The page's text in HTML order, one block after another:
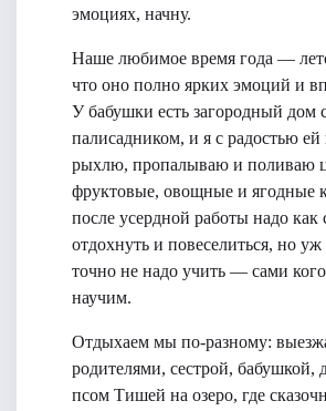
эмоциях, начну.
Наше любимое время года —
что оно полно ярких эмоций и
У бабушки есть загородный дом
палисадником, и я с радостью
рыхлю, пропалываю и поливаю
фруктовые, овощные и ягодные
после усердной работы надо как
отдохнуть и повеселиться, но уж
точно не надо учить — сами
научим.
Отдыхаем мы по-разному:
родителями, сестрой, бабушкой,
псом Тишей на озеро, где